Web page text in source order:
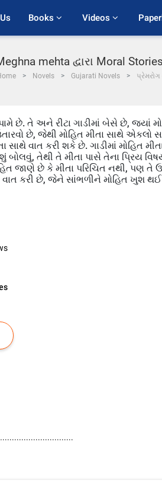
Books Videos
mehta દ્વારા Moral
Novels Gujarati Novels પ્રેમરોગ
છે. તે અને રીટા ગાડીમાં બેસે છે, જ્યાં
છે, જેથી મોહિત મીતા સાથે એકલો
વાત કરી શકે છે. ગાડીમાં મોહિત
તેથી તે મીતા પાસે તેના પ્રિય
જાણે છે કે મીતા પરિચિત નથી, પણ તે
વાત કરી છે, જેને સાંભળીને મોહિત ખુશ